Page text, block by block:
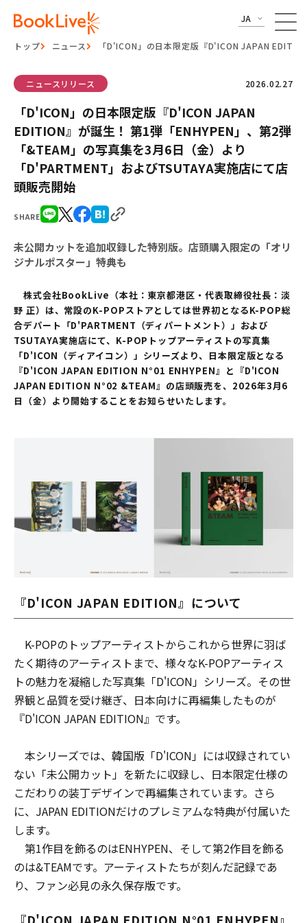
JA
トップ ニュース 「D'ICON」の日本限定版『D'ICON JAPAN
SHARE
ニュースリリース 2026.02.27
「D'ICON」の日本限定版『D'ICON JAPAN
EDITION』が誕生！ 第1弾「ENHYPEN」、第2弾
「&TEAM」の写真集を3月6日（金）より
「D'PARTMENT」およびTSUTAYA実施店にて店
頭販売開始
未公開カットを追加収録した特別版。店頭購入限定の「オリ
ジナルポスター」特典も
株式会社BookLive（本社：東京都港区・代表取締役社長：淡
野 正）は、常設のK-POPストアとしては世界初となるK-POP総
合デパート「D'PARTMENT（ディパートメント）」および
TSUTAYA実施店にて、K-POPトップアーティストの写真集
「D'ICON（ディアイコン）」シリーズより、日本限定版となる
『D'ICON JAPAN EDITION N°01 ENHYPEN』と『D'ICON
JAPAN EDITION N°02 &TEAM』の店頭販売を、2026年3月6
日（金）より開始することをお知らせいたします。
『D'ICON JAPAN EDITION』について
K-POPのトップアーティストからこれから世界に羽ば
たく期待のアーティストまで、様々なK-POPアーティス
トの魅力を凝縮した写真集「D'ICON」シリーズ。その世
界観と品質を受け継ぎ、日本向けに再編集したものが
『D'ICON JAPAN EDITION』です。
本シリーズでは、韓国版「D'ICON」には収録されてい
ない「未公開カット」を新たに収録し、日本限定仕様の
こだわりの装丁デザインで再編集されています。さら
に、JAPAN EDITIONだけのプレミアムな特典が付属いた
します。
第1作目を飾るのはENHYPEN、そして第2作目を飾る
のは&TEAMです。アーティストたちが刻んだ記録であ
り、ファン必見の永久保存版です。